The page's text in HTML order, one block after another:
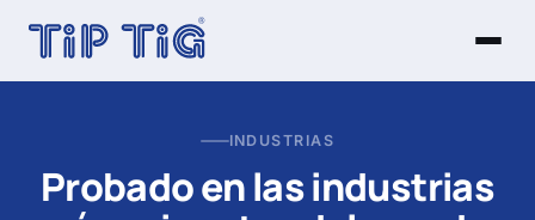
INDUSTRIAS
Probado en las industrias